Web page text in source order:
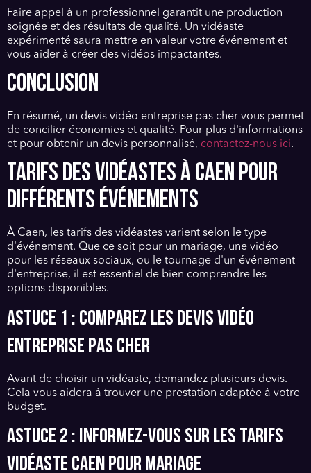
Faire appel à un professionnel garantit une production
soignée et des résultats de qualité. Un vidéaste
expérimenté saura mettre en valeur votre événement et
vous aider à créer des vidéos impactantes.
CONCLUSION
En résumé, un devis vidéo entreprise pas cher vous permet
de concilier économies et qualité. Pour plus d'informations
et pour obtenir un devis personnalisé, contactez-nous ici.
TARIFS DES VIDÉASTES À CAEN POUR
DIFFÉRENTS ÉVÉNEMENTS
À Caen, les tarifs des vidéastes varient selon le type
d'événement. Que ce soit pour un mariage, une vidéo
pour les réseaux sociaux, ou le tournage d'un événement
d'entreprise, il est essentiel de bien comprendre les
options disponibles.
Astuce 1 : Comparez les devis vidéo
entreprise pas cher
Avant de choisir un vidéaste, demandez plusieurs devis.
Cela vous aidera à trouver une prestation adaptée à votre
budget.
Astuce 2 : Informez-vous sur les tarifs
vidéaste Caen pour mariage